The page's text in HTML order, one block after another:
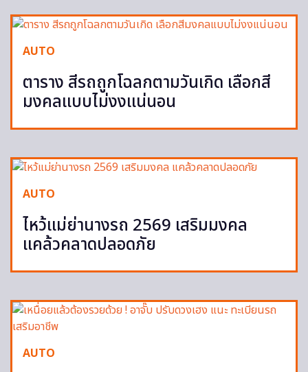
AUTO
ตาราง สีรถถูกโฉลกตามวันเกิด เลือกสี
มงคลแบบไม่งงแน่นอน
AUTO
ไหว้แม่ย่านางรถ 2569 เสริมมงคล
แคล้วคลาดปลอดภัย
AUTO